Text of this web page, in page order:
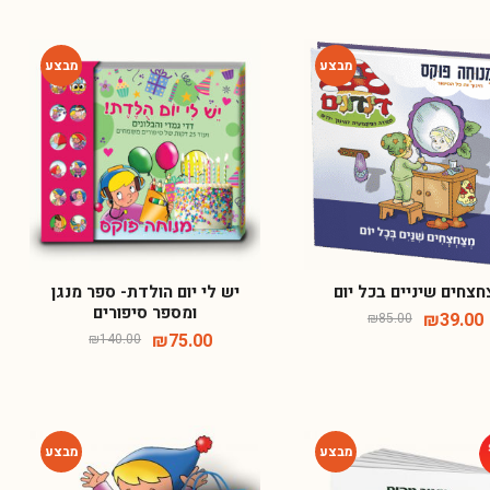
-54%
שיניים בכל יום
₪85.00 ₪39.00
-46%
יש לי יום הולדת- ספר מנגן
ומספר סיפורים
₪140.00 ₪75.00